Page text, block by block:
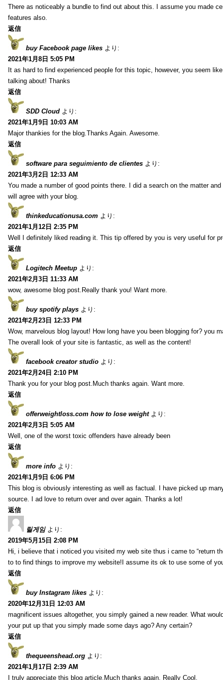
There as noticeably a bundle to find out about this. I assume you made
features also.
返信
buy Facebook page likes より:
2021年1月8日 5:05 PM
It as hard to find experienced people for this topic, however, you seem
talking about! Thanks
返信
SDD Cloud より:
2021年1月9日 10:03 AM
Major thankies for the blog.Thanks Again. Awesome.
返信
software para seguimiento de clientes より:
2021年3月2日 12:33 AM
You made a number of good points there. I did a search on the matter
will agree with your blog.
thinkeducationusa.com より:
2021年1月12日 2:35 PM
Well I definitely liked reading it. This tip offered by you is very useful for
返信
Logitech Meetup より:
2021年2月3日 11:33 AM
wow, awesome blog post.Really thank you! Want more.
buy spotify plays より:
2021年2月23日 12:33 PM
Wow, marvelous blog layout! How long have you been blogging for? you
The overall look of your site is fantastic, as well as the content!
facebook creator studio より:
2021年2月24日 2:10 PM
Thank you for your blog post.Much thanks again. Want more.
返信
offerweightloss.com how to lose weight より:
2021年2月3日 5:05 AM
Well, one of the worst toxic offenders have already been
返信
more info より:
2021年1月9日 6:06 PM
This blog is obviously interesting as well as factual. I have picked up
source. I ad love to return over and over again. Thanks a lot!
返信
릴게임 より:
2019年5月15日 2:08 PM
Hi, i believe that i noticed you visited my web site thus i came to “return
to to find things to improve my website!I assume its ok to use some of
返信
buy Instagram likes より:
2020年12月31日 12:03 AM
magnificent issues altogether, you simply gained a new reader. What
your put up that you simply made some days ago? Any certain?
返信
thequeenshead.org より:
2021年1月17日 2:39 AM
I truly appreciate this blog article.Much thanks again. Really Cool.